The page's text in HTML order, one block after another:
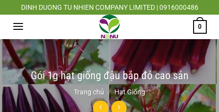
Chuyển
đến
dung
DINH DUONG TU NHIEN COMPANY LIMITED | 0916000486
0
Gói 1g hạt giống đậu bắp đỏ cao sản
Trang chủ / Hạt Giống